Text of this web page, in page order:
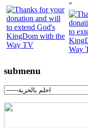
"
submenu